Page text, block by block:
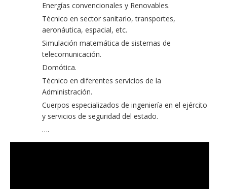
Energías convencionales y Renovables.
Técnico en sector sanitario, transportes,
aeronáutica, espacial, etc.
Simulación matemática de sistemas de
telecomunicación.
Domótica.
Técnico en diferentes servicios de la
Administración.
Cuerpos especializados de ingeniería en el ejército
y servicios de seguridad del estado.
….